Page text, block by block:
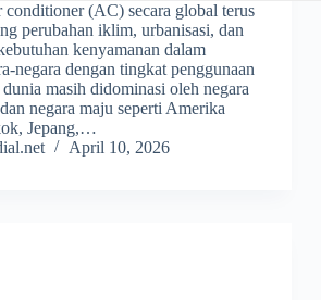
conditioner (AC) secara global terus
perubahan iklim, urbanisasi, dan
kenyamanan dalam
negara dengan tingkat penggunaan
masih didominasi oleh negara
negara maju seperti Amerika
Jepang,…
April 10, 2026